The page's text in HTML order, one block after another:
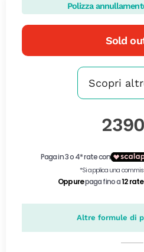
Polizza
Sold
Scopri
Altre formule di